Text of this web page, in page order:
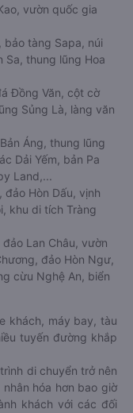
vườn quốc gia
bảo tàng Sapa, núi
Sa, thung lũng Hoa
Đồng Văn, cột cờ
Sủng Là, làng văn
Áng, thung lũng
Dải Yếm, bản Pa
Land,...
đảo Hòn Dấu, vịnh
khu di tích Tràng
đảo Lan Châu, vườn
đảo Hòn Ngư,
cừu Nghệ An, biển
khách, máy bay, tàu
tuyến đường khắp
di chuyển trở nên
hóa hơn bao giờ
khách với các đối